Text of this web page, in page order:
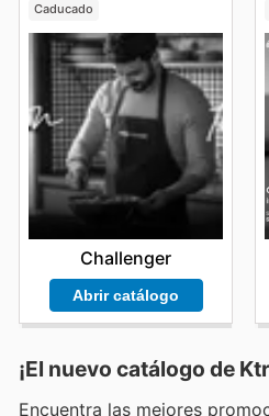
Caducado
Challenger
Abrir catálogo
¡El nuevo catálogo de
Encuentra las mejores